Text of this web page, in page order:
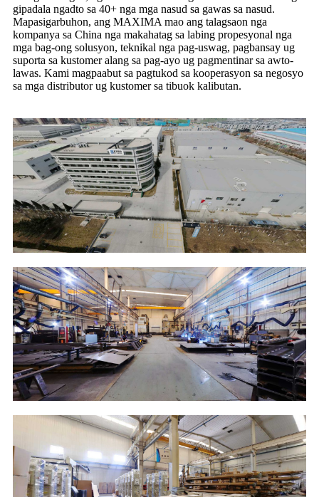
gipadala ngadto sa 40+ nga mga nasud sa gawas sa nasud.
Mapasigarbuhon, ang MAXIMA mao ang talagsaon nga
kompanya sa China nga makahatag sa labing propesyonal nga
mga bag-ong solusyon, teknikal nga pag-uswag, pagbansay ug
suporta sa kustomer alang sa pag-ayo ug pagmentinar sa awto-
lawas. Kami magpaabut sa pagtukod sa kooperasyon sa negosyo
sa mga distributor ug kustomer sa tibuok kalibutan.